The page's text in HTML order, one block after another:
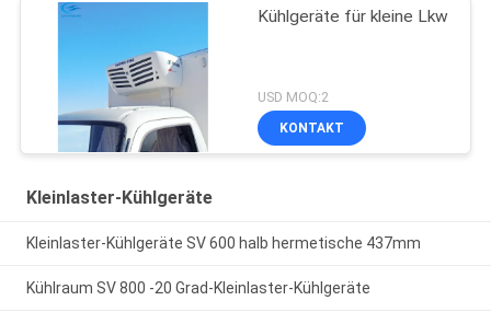
Kühlgeräte für kleine Lkw
USD MOQ:2
KONTAKT
Kleinlaster-Kühlgeräte
Kleinlaster-Kühlgeräte SV 600 halb hermetische 437mm
Kühlraum SV 800 -20 Grad-Kleinlaster-Kühlgeräte